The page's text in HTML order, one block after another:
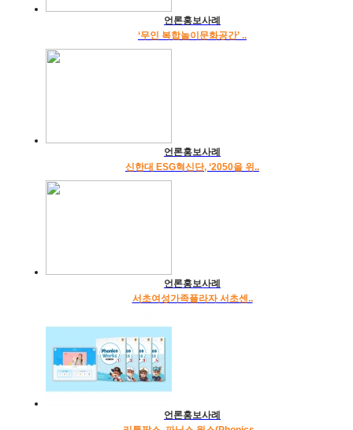
언론홍보사례
‘무인 복합놀이문화공간’ ..
언론홍보사례
신한대 ESG혁신단, ‘2050을 위..
언론홍보사례
서초여성가족플라자 서초센..
언론홍보사례